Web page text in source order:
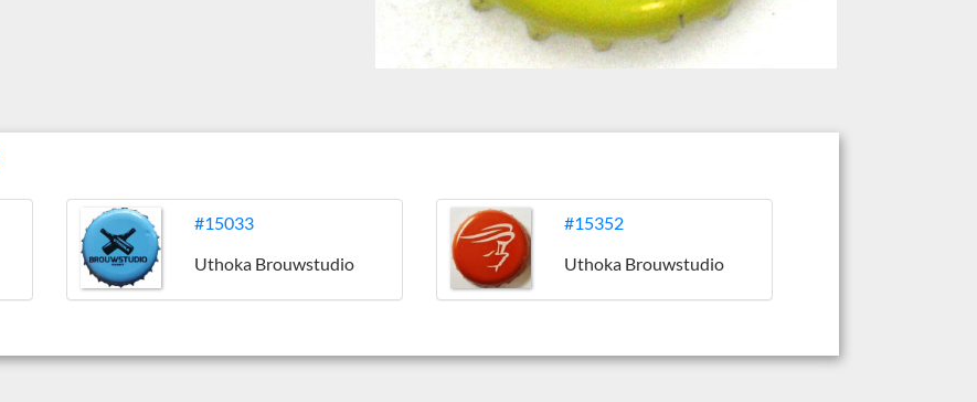
#15033
Uthoka Brouwstudio
#15352
Uthoka Brouwstudio